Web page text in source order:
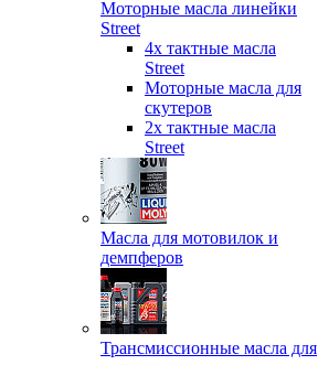
Моторные масла линейки
Street
4х тактные масла
Street
Моторные масла для
скутеров
2х тактные масла
Street
Масла для мотовилок и
демпферов
Трансмиссионные масла для